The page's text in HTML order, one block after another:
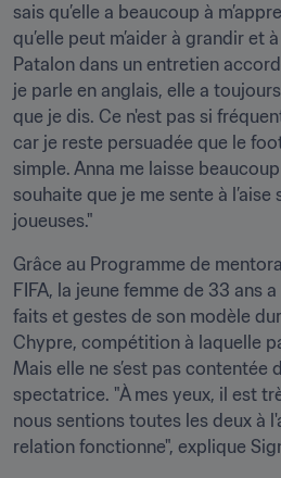
sais qu’elle a beaucoup à
qu’elle peut m’aider à grandir et
Patalon dans un entretien
je parle en anglais, elle a
que je dis. Ce n'est pas si
car je reste persuadée que le
simple. Anna me laisse
souhaite que je me sente à
joueuses."
Grâce au Programme de
FIFA, la jeune femme de 33 ans
faits et gestes de son modèle
Chypre, compétition à laquelle
Mais elle ne s’est pas contentée
spectatrice. "À mes yeux, il est
nous sentions toutes les deux à
relation fonctionne", explique